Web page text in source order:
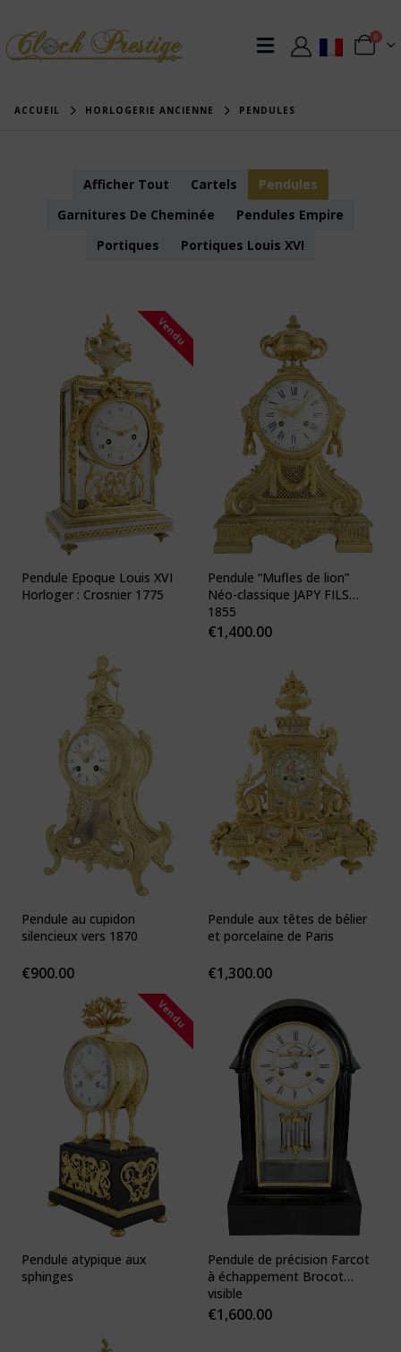
0
ACCUEIL HORLOGERIE ANCIENNE PENDULES
Afficher Tout Cartels
Pendules
Garnitures De Cheminée
Pendules Empire
Portiques
Portiques Louis XVI
Vendu
Pendule Epoque Louis XVI
Horloger : Crosnier 1775
Pendule “Mufles de lion”
Néo-classique JAPY FILS
1855
€1,400.00
Pendule au cupidon
silencieux vers 1870
€900.00
Pendule aux têtes de bélier
et porcelaine de Paris
€1,300.00
Vendu
Pendule atypique aux
sphinges
Pendule de précision Farcot
à échappement Brocot
visible
€1,600.00